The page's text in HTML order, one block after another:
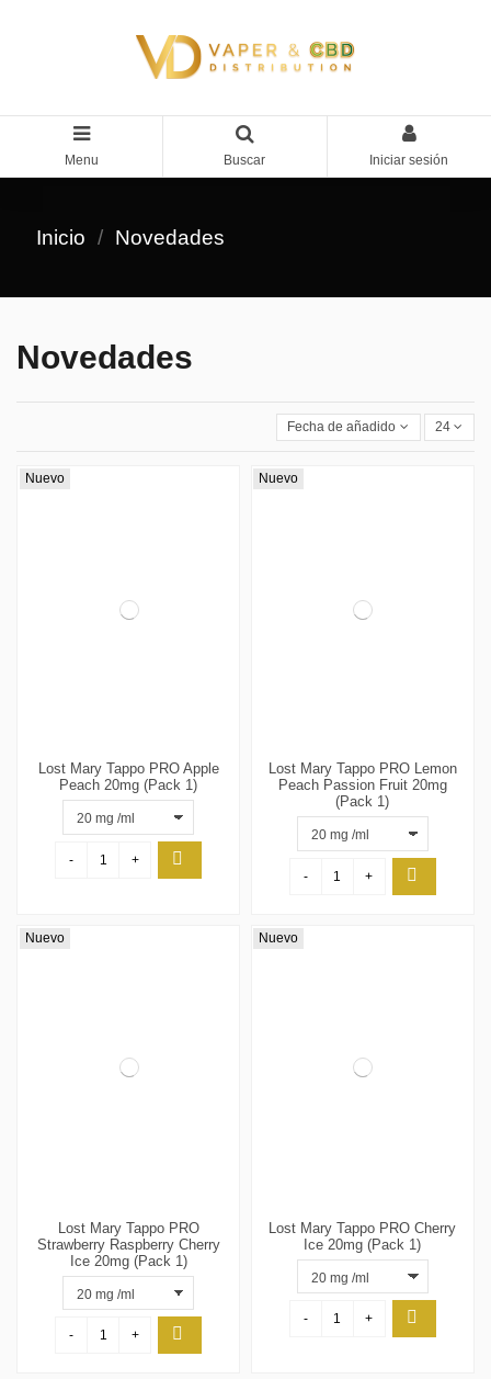
Menu Buscar Iniciar sesión
Inicio Novedades
Novedades
Fecha de añadido, más recientes
24
Nuevo
Lost Mary Tappo PRO Apple
Peach 20mg (Pack 1)
- +
Nuevo
Lost Mary Tappo PRO Lemon
Peach Passion Fruit 20mg
(Pack 1)
- +
Nuevo
Lost Mary Tappo PRO
Strawberry Raspberry Cherry
Ice 20mg (Pack 1)
- +
Nuevo
Lost Mary Tappo PRO Cherry
Ice 20mg (Pack 1)
- +